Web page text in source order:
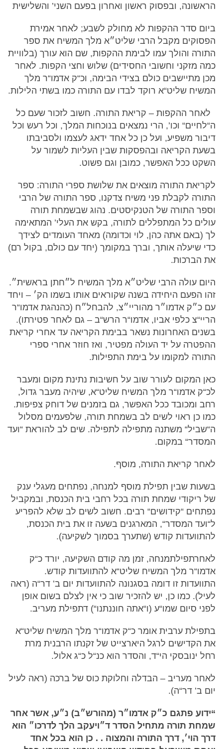
הראשונה, ובפסוק ראשון ואחרון בפעם השני’ והשלישית
ביום סדר ההקפות לא מחולק לשבע; לאחר אמירת
הפסוקים מקבל הרבי שליט״א מלך המשיח את ספר
התורה והולך עמו לבימת ההקפות, שם הוא עורך (בלוויית
כמה מזקני וחשובי החסידים) שלוש וחצי הקפות. לאחר
מכן מתיישבים כולם בצידי הבימה, וכ“ק אדמו“ר מלך
המשיח שליט“א רוקד לבדו עם התורה כמו בשתי הלילות.
לאחר ההקפות – קריאת התורה. חשוב לזכור שעם כל
ה“לחיים“ וכו’, הרי נמצאים בנוכחות המלך, וכל רעש וכל
דיבור משפיע, ועל כן כל אחד ידאג לעצמו ולסביבתו
בשעת הקריאה ובהפסקות שבין העליות לשמור על
השקט ככל האפשר, כמובן וגם פשוט.
לקריאת התורה מוצאים את שלושת ספרי התורה: ספר
התורה לקבלת פני משיח צדקנו, ספר התורה של הרבי
וספר התורה של הטנקיסטים. נהוג שבשמחת תורה
עולים כל המתפללים לתורה, בקש את העלי’ המתאימה
לך (באם אתה כהן, לוי וכדומה) מאחד העומדים לצידך
כדי שיעלה אותך, וברך במקומך (יחד עם כולם, בקול רם)
את הברכות.
היום עולה הרבי שליט״א מלך המשיח ל״חתן בראשית״.
זהו הפעם היחידה בשנה שקוראים אותו בשמו הק׳ – ויחד
עם כ״ק אדמו״ר מהוריי״צ, להבחל״ח (כהנהגת אדמו“ר
הריי“צ כלפי אביו, אדמו“ר הרש“ב – גם לאחר פטירתו).
בשנים האחרונות נשאר בבימת הקריאה עד אחרי קריאת
ההפטרה על יד העולה מפטיר, ואז חוזר אחרי ספרי
התורה למקומו על בימת התפילות.
כאן המקום לעורר שוב על חשיבות נתינת מקום ומעבר
לכ“ק אדמו“ר מלך המשיח שליט“א, שיהיה מעבר גדול,
רחב ומכובד ככל האפשר, גם בזמנים של דוחק צפיפות.
כמו כן ראוי לשים לב בשמחת תורה, שלפעמים מסלול
ה“שביל“ משתנה מתפילה לתפילה. שים לב להוראת “ועד
המסדר“ במקום.
לאחר קריאת התורה, מוסף.
בשעות שבין תפילת מוסף למנחה, נפתחים מעגלי ענק
של ריקודי שמחת תורה בכל רחבי בית הכנסת, ובמקביל
נפתחים “קידושים“ רבים. חשוב לשים לב שלא להפריע
ל“ועד המסדר“, המארגנים בשעה זו את בית הכנסת,
להתוועדות קודש (שתערך בסמוך לשקיעה).
לאחרתפילתמנחה, זמן מה קודם השקיעה, יורד כ“ק
אדמו“ר מלך המשיח שליט“א להתוועדות קודש.
התוועדות זו דומה בסגנונה להתוועדות יום ב’ דר“ה (ראה
לעיל). כמו כן, יש להזכיר שוב כי אין לצלם בשום אופן
לפני סיום שמו“ע (ו“אתה חוננתנו“) דתפילת מעריב.
בתפילת ערבית אומר כ“ק אדמו“ר מלך המשיח שליט“א
את הקדישים לרגל היארצייט של זקנתו הרבנית מרת
רחל ינובסקי הי“ד, והסדר הוא כנ“ל כ“ג אלול.
לאחר מעריב – הבדלה וחלוקת כוס של ברכה (ראה לעיל
יום ב’ דר“ה).
“ידוע פתגם כ״ק אדמו״ר (מהורש״ב) נ״ע, אשר אחר
שמחת תורה מתחיל הסדר ד״ויעקב הלך לדרכו״ הוא
דרך הוי׳, דרך התורה והמצוה . . כן הוא בכל אחד